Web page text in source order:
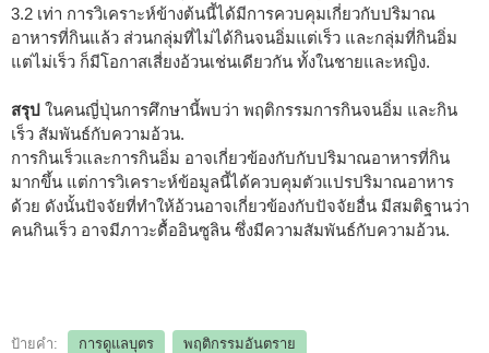
3.2 เท่า การวิเคราะห์ข้างต้นนี้ได้มีการควบคุมเกี่ยวกับปริมาณ
อาหารที่กินแล้ว ส่วนกลุ่มที่ไม่ได้กินจนอิ่มแต่เร็ว และกลุ่มที่กินอิ่ม
แต่ไม่เร็ว ก็มีโอกาสเสี่ยงอ้วนเช่นเดียวกัน ทั้งในชายและหญิง.
สรุป ในคนญี่ปุ่นการศึกษานี้พบว่า พฤติกรรมการกินจนอิ่ม และกิน
เร็ว สัมพันธ์กับความอ้วน.
การกินเร็วและการกินอิ่ม อาจเกี่ยวข้องกับกับปริมาณอาหารที่กิน
มากขึ้น แต่การวิเคราะห์ข้อมูลนี้ได้ควบคุมตัวแปรปริมาณอาหาร
ด้วย ดังนั้นปัจจัยที่ทำให้อ้วนอาจเกี่ยวข้องกับปัจจัยอื่น มีสมติฐานว่า
คนกินเร็ว อาจมีภาวะดื้ออินซูลิน ซึ่งมีความสัมพันธ์กับความอ้วน.
ป้ายคำ: การดูแลบุตร
พฤติกรรมอันตราย